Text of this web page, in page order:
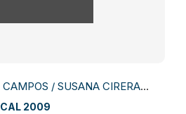
/ SUSANA CIRERA
2009